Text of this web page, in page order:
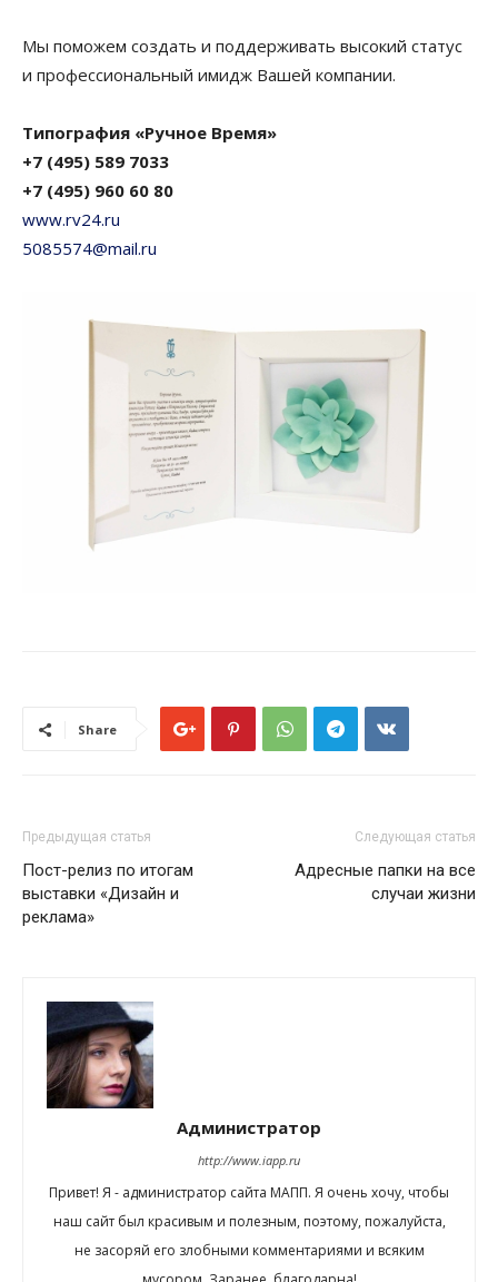
Мы поможем создать и поддерживать высокий статус
и профессиональный имидж Вашей компании.
Типография «Ручное Время»
+7 (495) 589 7033
+7 (495) 960 60 80
www.rv24.ru
5085574@mail.ru
Share
Предыдущая статья
Пост-релиз по итогам
выставки «Дизайн и
реклама»
Следующая статья
Адресные папки на все
случаи жизни
Администратор
http://www.iapp.ru
Привет! Я - администратор сайта МАПП. Я очень хочу, чтобы
наш сайт был красивым и полезным, поэтому, пожалуйста,
не засоряй его злобными комментариями и всяким